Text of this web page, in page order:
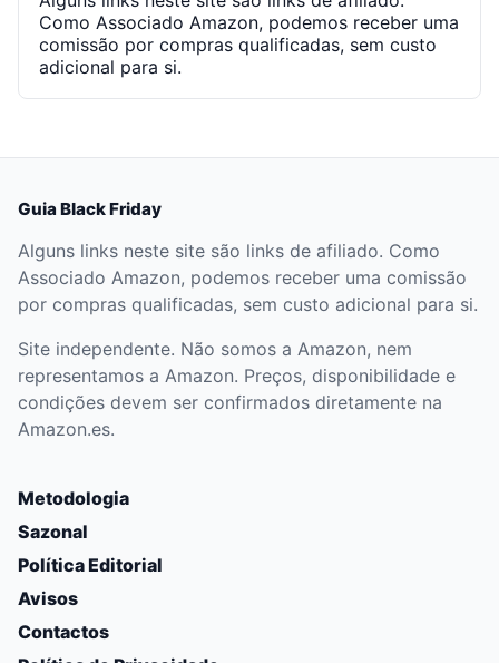
Como Associado Amazon, podemos receber uma
comissão por compras qualificadas, sem custo
adicional para si.
Guia Black Friday
Alguns links neste site são links de afiliado. Como
Associado Amazon, podemos receber uma comissão
por compras qualificadas, sem custo adicional para si.
Site independente. Não somos a Amazon, nem
representamos a Amazon. Preços, disponibilidade e
condições devem ser confirmados diretamente na
Amazon.es.
Metodologia
Sazonal
Política Editorial
Avisos
Contactos